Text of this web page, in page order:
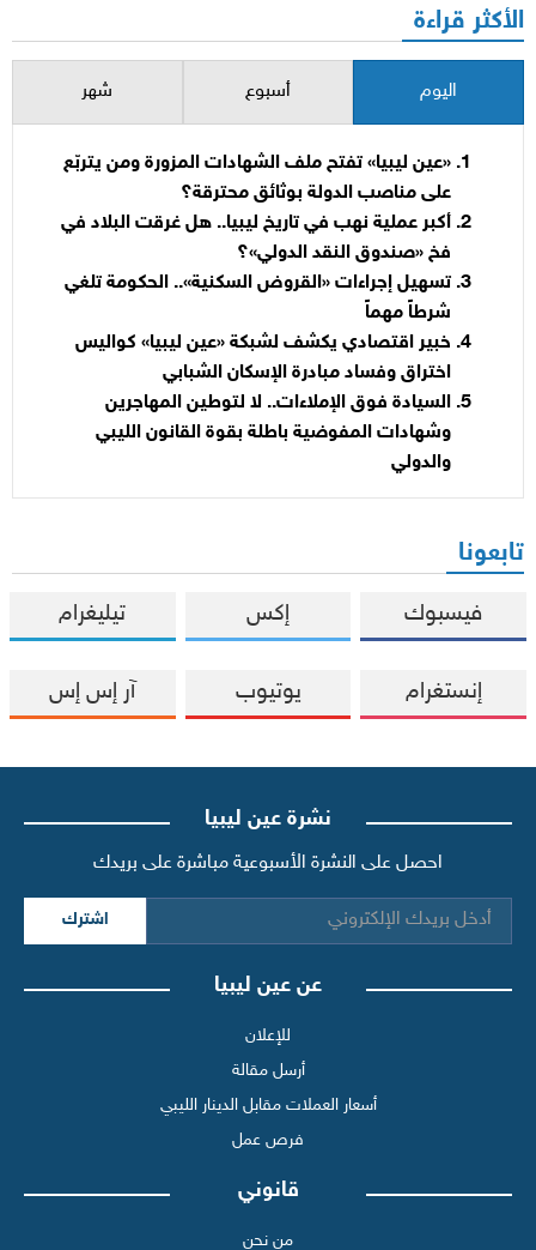
الأكثر قراءة
اليوم أسبوع شهر
«عين ليبيا» تفتح ملف الشهادات المزورة ومن يتربّع
على مناصب الدولة بوثائق محترقة؟
أكبر عملية نهب في تاريخ ليبيا.. هل غرقت البلاد في
فخ «صندوق النقد الدولي»؟
تسهيل إجراءات «القروض السكنية».. الحكومة تلغي
شرطاً مهماً
خبير اقتصادي يكشف لشبكة «عين ليبيا» كواليس
اختراق وفساد مبادرة الإسكان الشبابي
السيادة فوق الإملاءات.. لا لتوطين المهاجرين
وشهادات المفوضية باطلة بقوة القانون الليبي
والدولي
تابعونا
فيسبوك إكس تيليغرام
إنستغرام يوتيوب آر إس إس
نشرة عين ليبيا
احصل على النشرة الأسبوعية مباشرة على بريدك
اشترك
عن عين ليبيا
للإعلان
أرسل مقالة
أسعار العملات مقابل الدينار الليبي
فرص عمل
قانوني
من نحن